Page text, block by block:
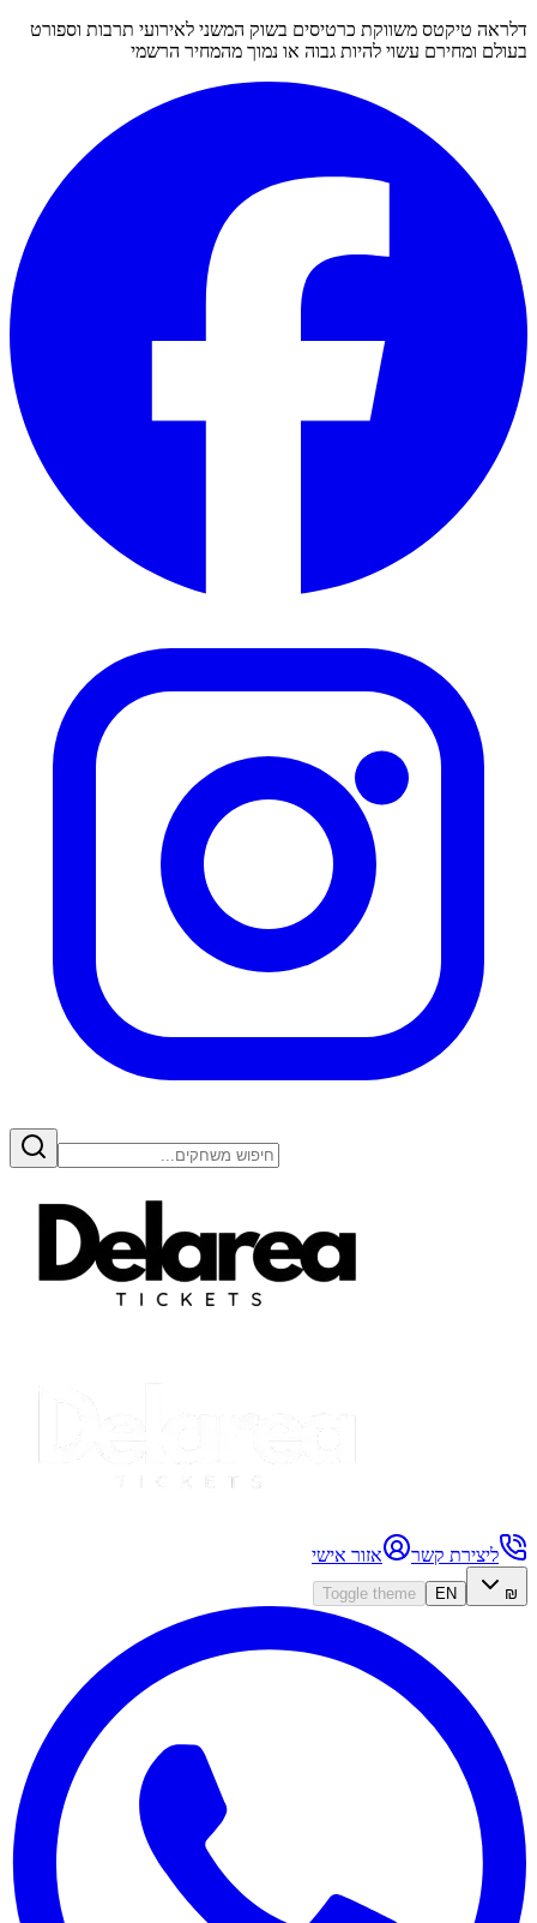
דלראה טיקטס משווקת כרטיסים בשוק המשני לאירועי תרבות וספורט
בעולם ומחירם עשוי להיות גבוה או נמוך מהמחיר הרשמי
ליצירת קשר אזור אישי
₪
EN
Toggle theme